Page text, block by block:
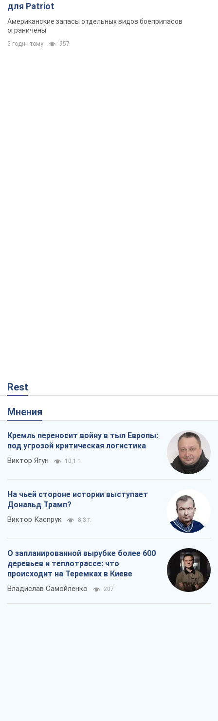
для Patriot
Американские запасы отдельных видов боеприпасов
ограничены
5 годин тому 957
Rest
Мнения
Кремль переносит войну в тыл Европы:
под угрозой критическая логистика
Виктор Ягун 10,1 т.
На чьей стороне истории выступает
Дональд Трамп?
Виктор Каспрук 8,3 т.
О запланированной вырубке более 600
деревьев и теплотрассе: что
происходит на Теремках в Киеве
Владислав Самойленко 207